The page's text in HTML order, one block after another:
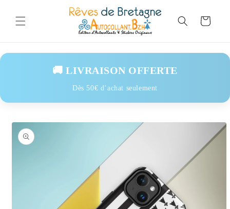
content
Cart
🚚 LIVRAISON OFFERTE
Dès 50€ d’achat seulement
Skip to
product
information